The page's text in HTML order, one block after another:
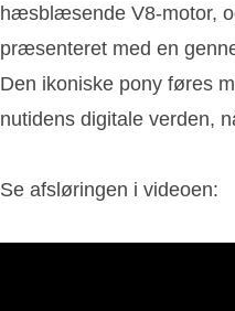
hæsblæsende V8-motor,
præsenteret med en
Den ikoniske pony føres
nutidens digitale verden,
Se afsløringen i videoen: